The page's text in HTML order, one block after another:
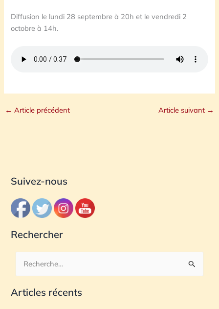
Diffusion le lundi 28 septembre à 20h et le vendredi 2
octobre à 14h.
← Article précédent Article suivant →
Suivez-nous
Rechercher
c
Articles récents